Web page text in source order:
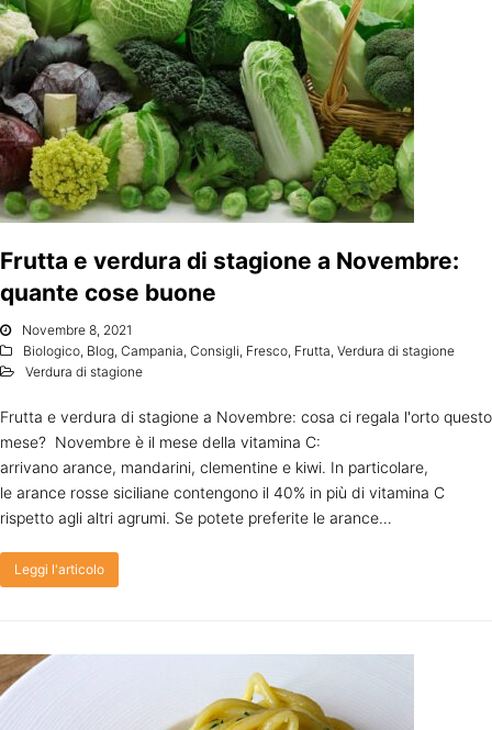
Frutta e verdura di stagione a Novembre:
quante cose buone
Novembre 8, 2021
Biologico, Blog, Campania, Consigli, Fresco, Frutta, Verdura di stagione
Verdura di stagione
Frutta e verdura di stagione a Novembre: cosa ci regala l'orto questo
mese? Novembre è il mese della vitamina C:
arrivano arance, mandarini, clementine e kiwi. In particolare,
le arance rosse siciliane contengono il 40% in più di vitamina C
rispetto agli altri agrumi. Se potete preferite le arance…
Leggi l'articolo